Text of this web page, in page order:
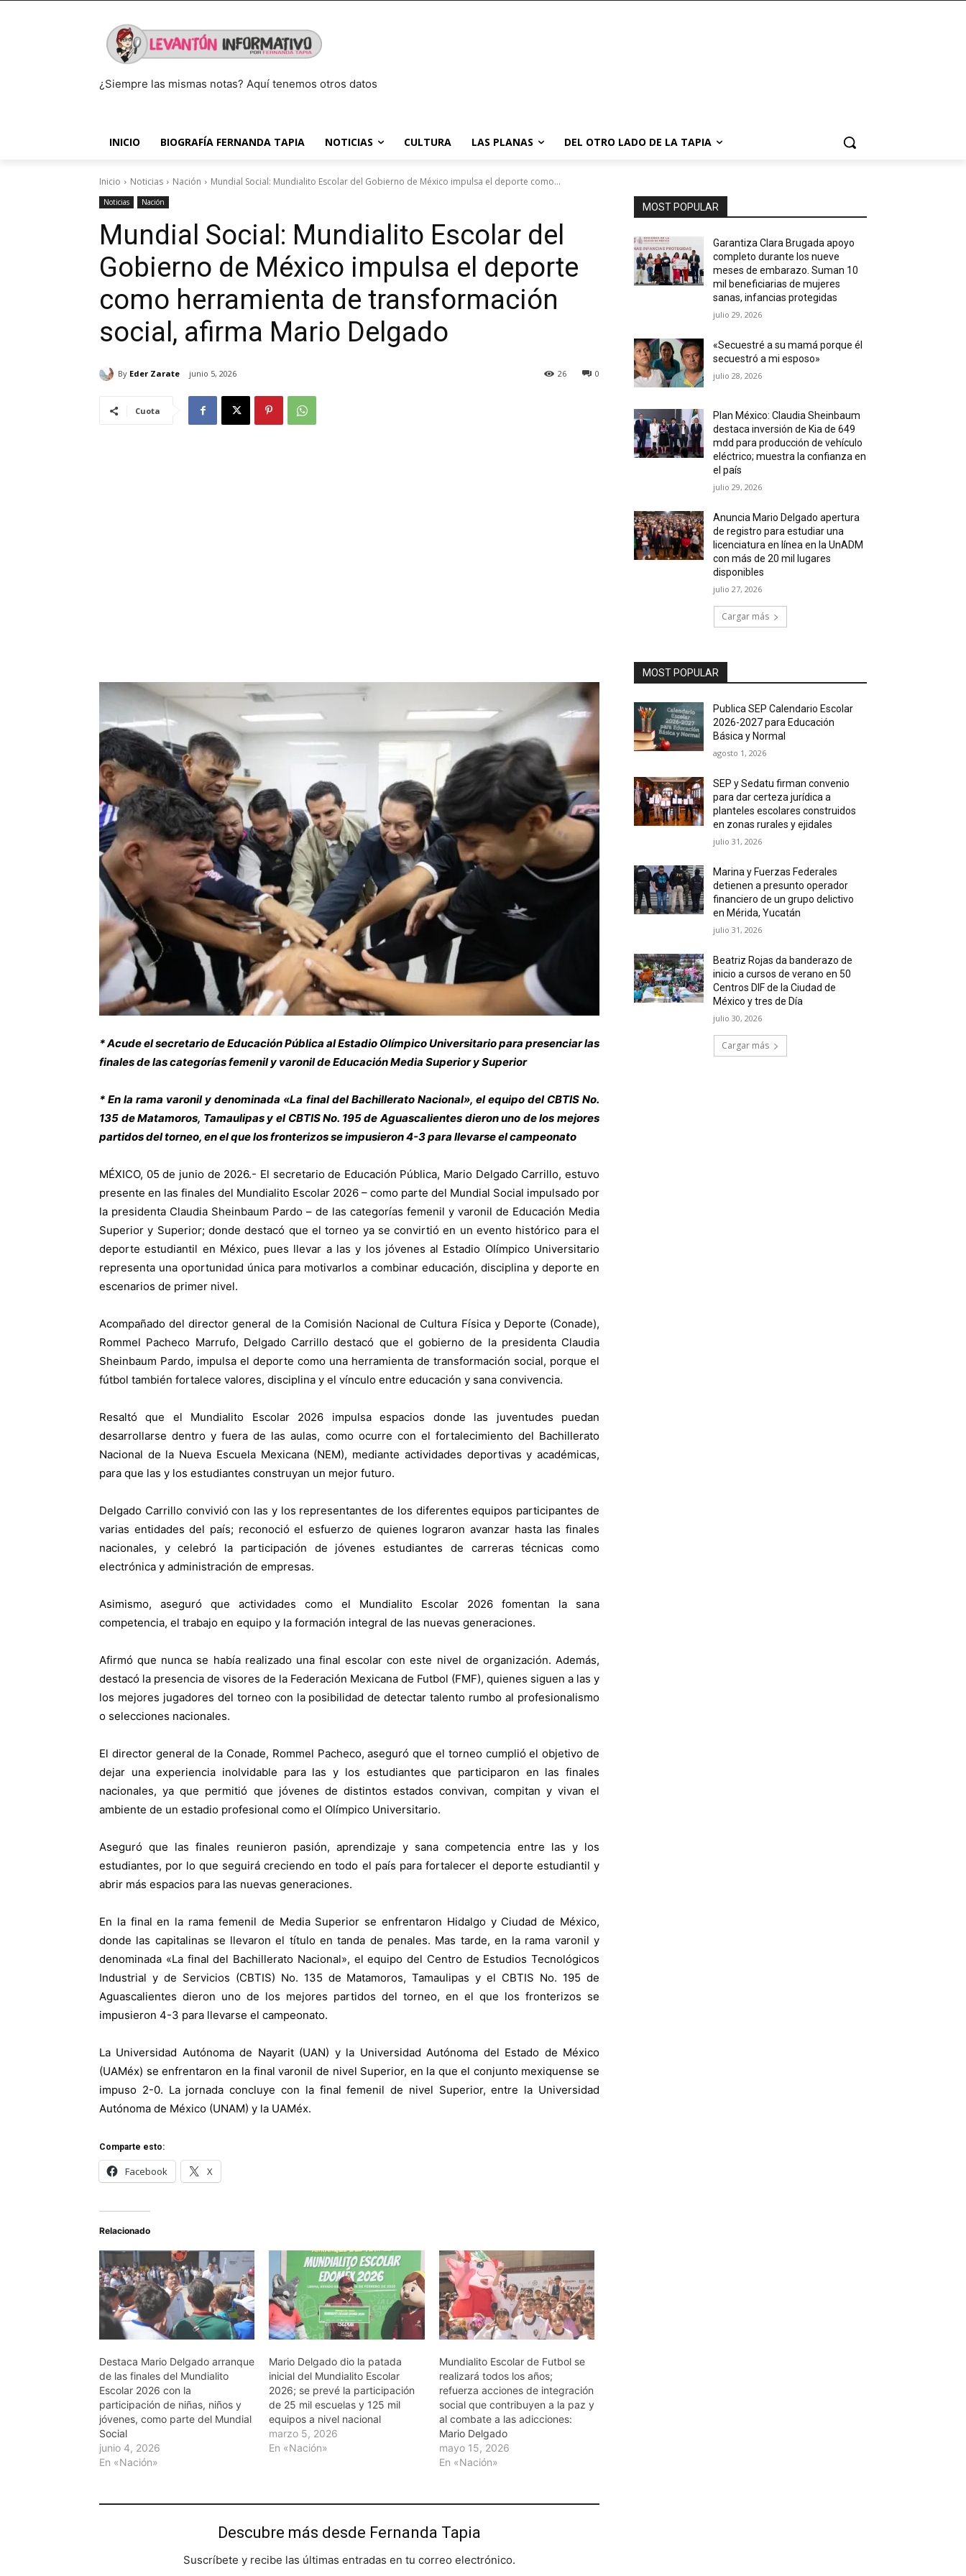
¿Siempre las mismas notas? Aquí tenemos otros datos
INICIO BIOGRAFÍA FERNANDA TAPIA NOTICIAS CULTURA LAS PLANAS DEL OTRO LADO DE LA TAPIA
Inicio Noticias Nación Mundial Social: Mundialito Escolar del Gobierno de México impulsa el deporte como...
Noticias Nación
Mundial Social: Mundialito Escolar del
Gobierno de México impulsa el deporte
como herramienta de transformación
social, afirma Mario Delgado
By Eder Zarate junio 5, 2026 0
26
Cuota
* Acude el secretario de Educación Pública al Estadio Olímpico Universitario para presenciar las
finales de las categorías femenil y varonil de Educación Media Superior y Superior
* En la rama varonil y denominada «La final del Bachillerato Nacional», el equipo del CBTIS No.
135 de Matamoros, Tamaulipas y el CBTIS No. 195 de Aguascalientes dieron uno de los mejores
partidos del torneo, en el que los fronterizos se impusieron 4-3 para llevarse el campeonato
MÉXICO, 05 de junio de 2026.- El secretario de Educación Pública, Mario Delgado Carrillo, estuvo
presente en las finales del Mundialito Escolar 2026 – como parte del Mundial Social impulsado por
la presidenta Claudia Sheinbaum Pardo – de las categorías femenil y varonil de Educación Media
Superior y Superior; donde destacó que el torneo ya se convirtió en un evento histórico para el
deporte estudiantil en México, pues llevar a las y los jóvenes al Estadio Olímpico Universitario
representa una oportunidad única para motivarlos a combinar educación, disciplina y deporte en
escenarios de primer nivel.
Acompañado del director general de la Comisión Nacional de Cultura Física y Deporte (Conade),
Rommel Pacheco Marrufo, Delgado Carrillo destacó que el gobierno de la presidenta Claudia
Sheinbaum Pardo, impulsa el deporte como una herramienta de transformación social, porque el
fútbol también fortalece valores, disciplina y el vínculo entre educación y sana convivencia.
Resaltó que el Mundialito Escolar 2026 impulsa espacios donde las juventudes puedan
desarrollarse dentro y fuera de las aulas, como ocurre con el fortalecimiento del Bachillerato
Nacional de la Nueva Escuela Mexicana (NEM), mediante actividades deportivas y académicas,
para que las y los estudiantes construyan un mejor futuro.
Delgado Carrillo convivió con las y los representantes de los diferentes equipos participantes de
varias entidades del país; reconoció el esfuerzo de quienes lograron avanzar hasta las finales
nacionales, y celebró la participación de jóvenes estudiantes de carreras técnicas como
electrónica y administración de empresas.
Asimismo, aseguró que actividades como el Mundialito Escolar 2026 fomentan la sana
competencia, el trabajo en equipo y la formación integral de las nuevas generaciones.
Afirmó que nunca se había realizado una final escolar con este nivel de organización. Además,
destacó la presencia de visores de la Federación Mexicana de Futbol (FMF), quienes siguen a las y
los mejores jugadores del torneo con la posibilidad de detectar talento rumbo al profesionalismo
o selecciones nacionales.
El director general de la Conade, Rommel Pacheco, aseguró que el torneo cumplió el objetivo de
dejar una experiencia inolvidable para las y los estudiantes que participaron en las finales
nacionales, ya que permitió que jóvenes de distintos estados convivan, compitan y vivan el
ambiente de un estadio profesional como el Olímpico Universitario.
Aseguró que las finales reunieron pasión, aprendizaje y sana competencia entre las y los
estudiantes, por lo que seguirá creciendo en todo el país para fortalecer el deporte estudiantil y
abrir más espacios para las nuevas generaciones.
En la final en la rama femenil de Media Superior se enfrentaron Hidalgo y Ciudad de México,
donde las capitalinas se llevaron el título en tanda de penales. Mas tarde, en la rama varonil y
denominada «La final del Bachillerato Nacional», el equipo del Centro de Estudios Tecnológicos
Industrial y de Servicios (CBTIS) No. 135 de Matamoros, Tamaulipas y el CBTIS No. 195 de
Aguascalientes dieron uno de los mejores partidos del torneo, en el que los fronterizos se
impusieron 4-3 para llevarse el campeonato.
La Universidad Autónoma de Nayarit (UAN) y la Universidad Autónoma del Estado de México
(UAMéx) se enfrentaron en la final varonil de nivel Superior, en la que el conjunto mexiquense se
impuso 2-0. La jornada concluye con la final femenil de nivel Superior, entre la Universidad
Autónoma de México (UNAM) y la UAMéx.
Comparte esto:
Facebook X
Relacionado
Destaca Mario Delgado arranque
de las finales del Mundialito
Escolar 2026 con la
participación de niñas, niños y
jóvenes, como parte del Mundial
Social
junio 4, 2026
En «Nación»
Mario Delgado dio la patada
inicial del Mundialito Escolar
2026; se prevé la participación
de 25 mil escuelas y 125 mil
equipos a nivel nacional
marzo 5, 2026
En «Nación»
Mundialito Escolar de Futbol se
realizará todos los años;
refuerza acciones de integración
social que contribuyen a la paz y
al combate a las adicciones:
Mario Delgado
mayo 15, 2026
En «Nación»
Descubre más desde Fernanda Tapia
Suscríbete y recibe las últimas entradas en tu correo electrónico.
MOST POPULAR
Garantiza Clara Brugada apoyo
completo durante los nueve
meses de embarazo. Suman 10
mil beneficiarias de mujeres
sanas, infancias protegidas
julio 29, 2026
«Secuestré a su mamá porque él
secuestró a mi esposo»
julio 28, 2026
Plan México: Claudia Sheinbaum
destaca inversión de Kia de 649
mdd para producción de vehículo
eléctrico; muestra la confianza en
el país
julio 29, 2026
Anuncia Mario Delgado apertura
de registro para estudiar una
licenciatura en línea en la UnADM
con más de 20 mil lugares
disponibles
julio 27, 2026
Cargar más
MOST POPULAR
Publica SEP Calendario Escolar
2026-2027 para Educación
Básica y Normal
agosto 1, 2026
SEP y Sedatu firman convenio
para dar certeza jurídica a
planteles escolares construidos
en zonas rurales y ejidales
julio 31, 2026
Marina y Fuerzas Federales
detienen a presunto operador
financiero de un grupo delictivo
en Mérida, Yucatán
julio 31, 2026
Beatriz Rojas da banderazo de
inicio a cursos de verano en 50
Centros DIF de la Ciudad de
México y tres de Día
julio 30, 2026
Cargar más